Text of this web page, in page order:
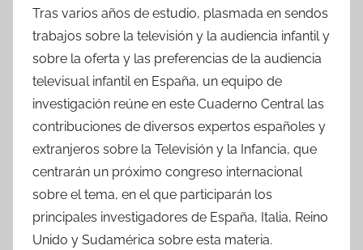
Tras varios años de estudio, plasmada en sendos
trabajos sobre la televisión y la audiencia infantil y
sobre la oferta y las preferencias de la audiencia
televisual infantil en España, un equipo de
investigación reúne en este Cuaderno Central las
contribuciones de diversos expertos españoles y
extranjeros sobre la Televisión y la Infancia, que
centrarán un próximo congreso internacional
sobre el tema, en el que participarán los
principales investigadores de España, Italia, Reino
Unido y Sudamérica sobre esta materia.